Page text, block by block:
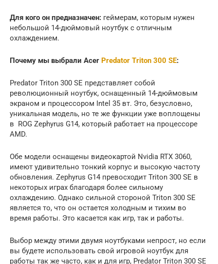
Для кого он предназначен: геймерам, которым нужен
небольшой 14-дюймовый ноутбук с отличным
охлаждением.
Почему мы выбрали Acer Predator Triton 300 SE:
Predator Triton 300 SE представляет собой
революционный ноутбук, оснащенный 14-дюймовым
экраном и процессором Intel 35 вт. Это, безусловно,
уникальная модель, но те же функции уже воплощены
в ROG Zephyrus G14, который работает на процессоре
AMD.
Обе модели оснащены видеокартой Nvidia RTX 3060,
имеют удивительно тонкий корпус и высокую частоту
обновления. Zephyrus G14 превосходит Triton 300 SE в
некоторых играх благодаря более сильному
охлаждению. Однако сильной стороной Triton 300 SE
является то, что он остается холодным и тихим во
время работы. Это касается как игр, так и работы.
Выбор между этими двумя ноутбуками непрост, но если
вы будете использовать свой игровой ноутбук для
работы так же часто, как и для игр, Predator Triton 300 SE